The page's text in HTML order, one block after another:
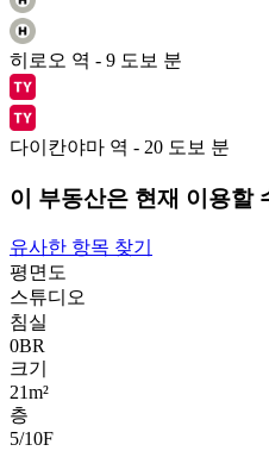
히로오 역 - 9 도보 분
다이칸야마 역 - 20 도보 분
이 부동산은 현재 이용할
유사한 항목 찾기
평면도
스튜디오
침실
0BR
크기
21m²
층
5/10F